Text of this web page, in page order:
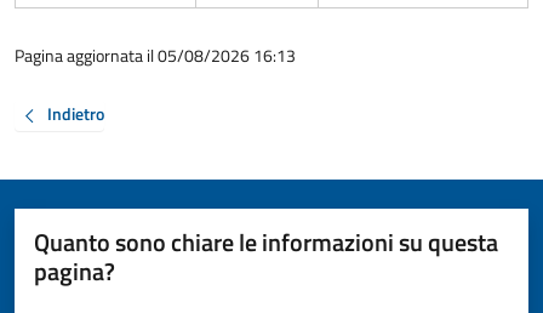
Pagina aggiornata il 05/08/2026 16:13
Indietro
Quanto sono chiare le informazioni su questa
pagina?